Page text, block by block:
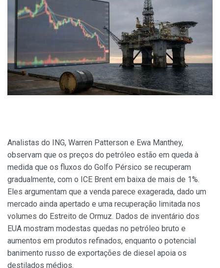
Analistas do ING, Warren Patterson e Ewa Manthey,
observam que os preços do petróleo estão em queda à
medida que os fluxos do Golfo Pérsico se recuperam
gradualmente, com o ICE Brent em baixa de mais de 1%.
Eles argumentam que a venda parece exagerada, dado um
mercado ainda apertado e uma recuperação limitada nos
volumes do Estreito de Ormuz. Dados de inventário dos
EUA mostram modestas quedas no petróleo bruto e
aumentos em produtos refinados, enquanto o potencial
banimento russo de exportações de diesel apoia os
destilados médios.